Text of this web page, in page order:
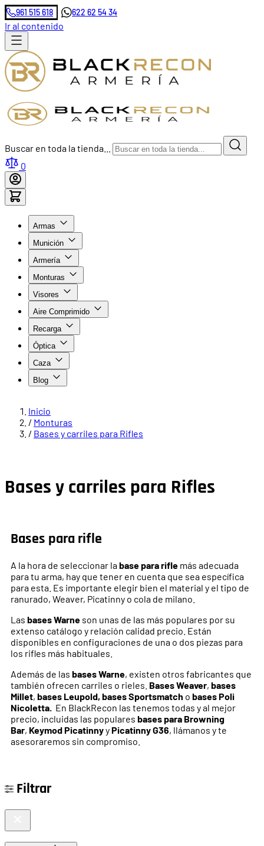
961 515 618 622 62 54 34
Ir al contenido
Buscar en toda la tienda...
0
Armas
Munición
Armería
Monturas
Visores
Aire Comprimido
Recarga
Óptica
Caza
Blog
Inicio
/ Monturas
/ Bases y carriles para Rifles
Bases y carriles para Rifles
Bases para rifle
A la hora de seleccionar labase para rifle más adecuada
para tu arma, hay que tener en cuenta que sea específica
para esta. Es importante elegir bien el material y el tipo de
ranurado, Weaver, Picatinny o cola de milano.
Las bases Warne son unas de las más populares por su
extenso catálogo y relación calidad precio. Están
disponibles en configuraciones de una o dos piezas para
los rifles más habituales.
Además de las bases Warne, existen otros fabricantes que
también ofrecen carriles o rieles. Bases Weaver, bases
Millet, bases Leupold, bases Sportsmatch o bases Poli
Nicoletta. En BlackRecon las tenemos todas y al mejor
precio, incluidas las populares bases para Browning
Bar, Keymod PicatinnyyPicatinny G36, llámanos y te
asesoraremos sin compromiso.
Filtrar